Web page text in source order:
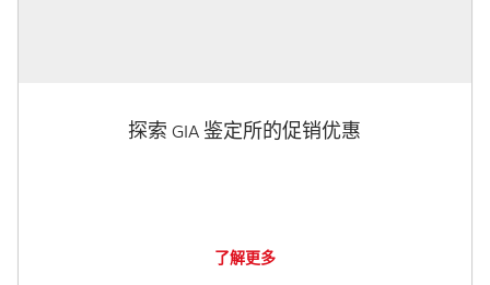
探索 GIA 鉴定所的促销优惠
了解更多